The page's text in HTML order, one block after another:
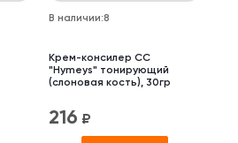
В наличии:8
Крем-консилер СС
"Hymeys" тонирующий
(слоновая кость), 30гр
216 ₽